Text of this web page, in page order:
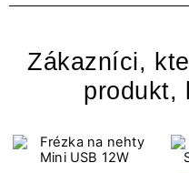
Zákazníci,
produkt,